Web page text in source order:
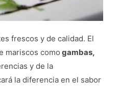
frescos y de calidad. El
mariscos como gambas,
y de la
la diferencia en el sabor